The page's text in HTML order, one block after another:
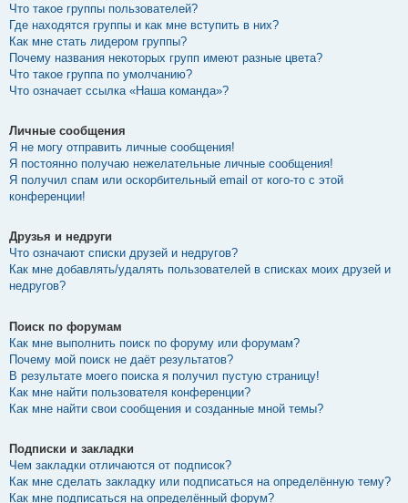
Что такое группы пользователей?
Где находятся группы и как мне вступить в них?
Как мне стать лидером группы?
Почему названия некоторых групп имеют разные цвета?
Что такое группа по умолчанию?
Что означает ссылка «Наша команда»?
Личные сообщения
Я не могу отправить личные сообщения!
Я постоянно получаю нежелательные личные сообщения!
Я получил спам или оскорбительный email от кого-то с этой
конференции!
Друзья и недруги
Что означают списки друзей и недругов?
Как мне добавлять/удалять пользователей в списках моих друзей и
недругов?
Поиск по форумам
Как мне выполнить поиск по форуму или форумам?
Почему мой поиск не даёт результатов?
В результате моего поиска я получил пустую страницу!
Как мне найти пользователя конференции?
Как мне найти свои сообщения и созданные мной темы?
Подписки и закладки
Чем закладки отличаются от подписок?
Как мне сделать закладку или подписаться на определённую тему?
Как мне подписаться на определённый форум?